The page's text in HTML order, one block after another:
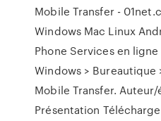
Mobile Transfer -
Windows Mac Linux
Phone Services en
Windows > Bureautique
Mobile Transfer.
Présentation